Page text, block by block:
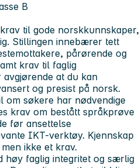
B
til gode norskkunnskaper,
Stillingen innebærer tett
pårørende og
krav til faglig
avgjørende at du kan
og presist på norsk.
om søkere har nødvendige
krav om bestått språkprøve
før ansettelse
IKT-verktøy. Kjennskap
ikke et krav.
høy faglig integritet og særlig